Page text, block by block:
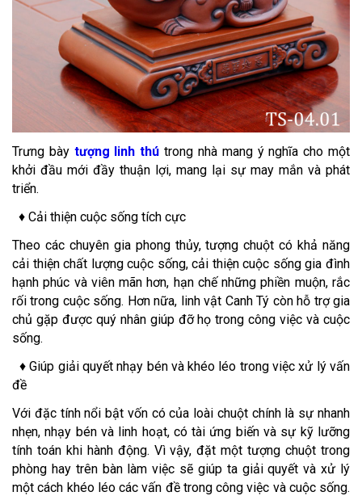
Trưng bày tượng linh thú trong nhà mang ý nghĩa cho một
khởi đầu mới đầy thuận lợi, mang lại sự may mắn và phát
triển.
♦ Cải thiện cuộc sống tích cực
Theo các chuyên gia phong thủy, tượng chuột có khả năng
cải thiện chất lượng cuộc sống, cải thiện cuộc sống gia đình
hạnh phúc và viên mãn hơn, hạn chế những phiền muộn, rắc
rối trong cuộc sống. Hơn nữa, linh vật Canh Tý còn hỗ trợ gia
chủ gặp được quý nhân giúp đỡ họ trong công việc và cuộc
sống.
♦ Giúp giải quyết nhạy bén và khéo léo trong việc xử lý vấn
đề
Với đặc tính nổi bật vốn có của loài chuột chính là sự nhanh
nhẹn, nhạy bén và linh hoạt, có tài ứng biến và sự kỹ lưỡng
tính toán khi hành động. Vì vậy, đặt một tượng chuột trong
phòng hay trên bàn làm việc sẽ giúp ta giải quyết và xử lý
một cách khéo léo các vấn đề trong công việc và cuộc sống.